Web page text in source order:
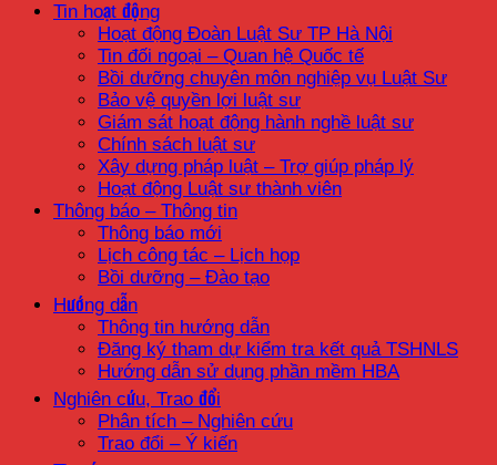
Tin hoạt động
Hoạt động Đoàn Luật Sư TP Hà Nội
Tin đối ngoại – Quan hệ Quốc tế
Bồi dưỡng chuyên môn nghiệp vụ Luật Sư
Bảo vệ quyền lợi luật sư
Giám sát hoạt động hành nghề luật sư
Chính sách luật sư
Xây dựng pháp luật – Trợ giúp pháp lý
Hoạt động Luật sư thành viên
Thông báo – Thông tin
Thông báo mới
Lịch công tác – Lịch họp
Bồi dưỡng – Đào tạo
Hướng dẫn
Thông tin hướng dẫn
Đăng ký tham dự kiểm tra kết quả TSHNLS
Hướng dẫn sử dụng phần mềm HBA
Nghiên cứu, Trao đổi
Phân tích – Nghiên cứu
Trao đổi – Ý kiến